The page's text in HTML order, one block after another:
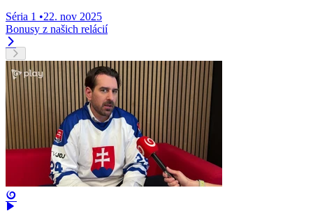
Séria 1 •22. nov 2025
Bonusy z našich relácií